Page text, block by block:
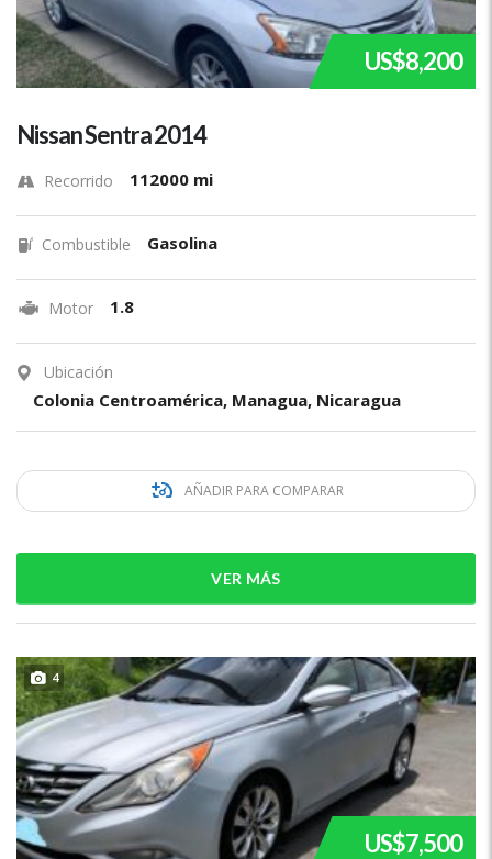
US$8,200
Nissan Sentra 2014
Recorrido 112000 mi
Combustible Gasolina
Motor 1.8
Ubicación
Colonia Centroamérica, Managua, Nicaragua
AÑADIR PARA COMPARAR
VER MÁS
4
US$7,500